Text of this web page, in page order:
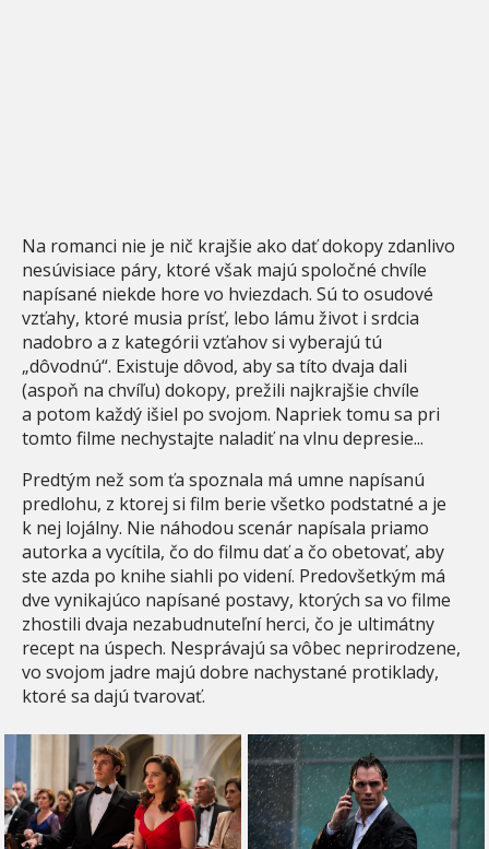
Na romanci nie je nič krajšie ako dať dokopy zdanlivo
nesúvisiace páry, ktoré však majú spoločné chvíle
napísané niekde hore vo hviezdach. Sú to osudové
vzťahy, ktoré musia prísť, lebo lámu život i srdcia
nadobro a z kategórii vzťahov si vyberajú tú
„dôvodnú“. Existuje dôvod, aby sa títo dvaja dali
(aspoň na chvíľu) dokopy, prežili najkrajšie chvíle
a potom každý išiel po svojom. Napriek tomu sa pri
tomto filme nechystajte naladiť na vlnu depresie...
Predtým než som ťa spoznala má umne napísanú
predlohu, z ktorej si film berie všetko podstatné a je
k nej lojálny. Nie náhodou scenár napísala priamo
autorka a vycítila, čo do filmu dať a čo obetovať, aby
ste azda po knihe siahli po videní. Predovšetkým má
dve vynikajúco napísané postavy, ktorých sa vo filme
zhostili dvaja nezabudnuteľní herci, čo je ultimátny
recept na úspech. Nesprávajú sa vôbec neprirodzene,
vo svojom jadre majú dobre nachystané protiklady,
ktoré sa dajú tvarovať.